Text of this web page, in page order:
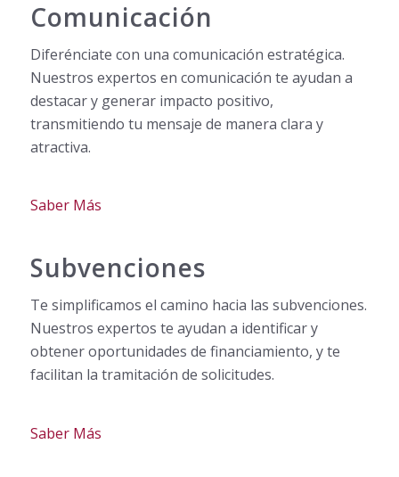
Comunicación
Diferénciate con una comunicación estratégica.
Nuestros expertos en comunicación te ayudan a
destacar y generar impacto positivo,
transmitiendo tu mensaje de manera clara y
atractiva.
Saber Más
Subvenciones
Te simplificamos el camino hacia las subvenciones.
Nuestros expertos te ayudan a identificar y
obtener oportunidades de financiamiento, y te
facilitan la tramitación de solicitudes.
Saber Más